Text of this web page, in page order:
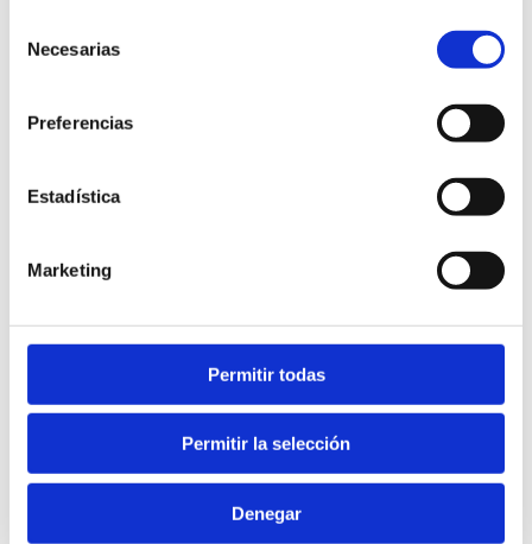
Necesarias
Preferencias
Estadística
Marketing
Permitir todas
Permitir la selección
Denegar
Le Conseil provincial fait de la publicité virale
pour valoriser les agrumes de Castellón
Castelló Ruta de Sabor